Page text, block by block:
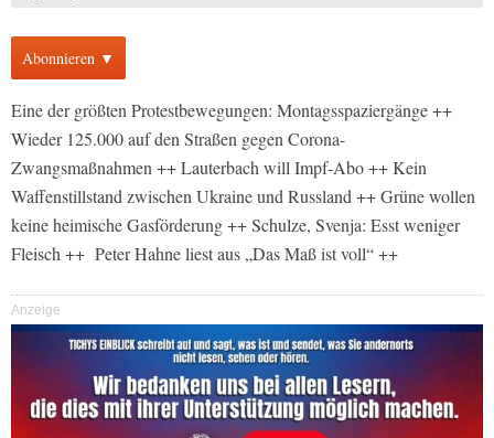
Abonnieren ▼
Eine der größten Protestbewegungen: Montagsspaziergänge ++
Wieder 125.000 auf den Straßen gegen Corona-
Zwangsmaßnahmen ++ Lauterbach will Impf-Abo ++ Kein
Waffenstillstand zwischen Ukraine und Russland ++ Grüne wollen
keine heimische Gasförderung ++ Schulze, Svenja: Esst weniger
Fleisch ++ Peter Hahne liest aus „Das Maß ist voll“ ++
Anzeige